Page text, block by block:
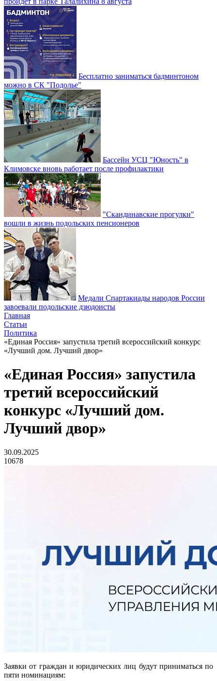
Бесплатно заниматься бадминтоном
можно в СК "Подолье"
Бассейн УСЦ "Юность" в
Климовске вновь работает после профилактики
"Скандинавские прогулки"
вошли в жизнь подольских пенсионеров
Медали Спартакиады народов России
завоевали подольские дзюдоисты
Главная
Статьи
Политика
«Единая Россия» запустила третий всероссийский конкурс
«Лучший дом. Лучший двор»
«Единая Россия» запустила
третий всероссийский
конкурс «Лучший дом.
Лучший двор»
30.09.2025
10678
Заявки от граждан и юридических лиц будут приниматься по
пяти номинациям: